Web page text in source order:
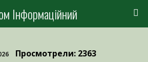
Інформаційний
Просмотрели: 2363